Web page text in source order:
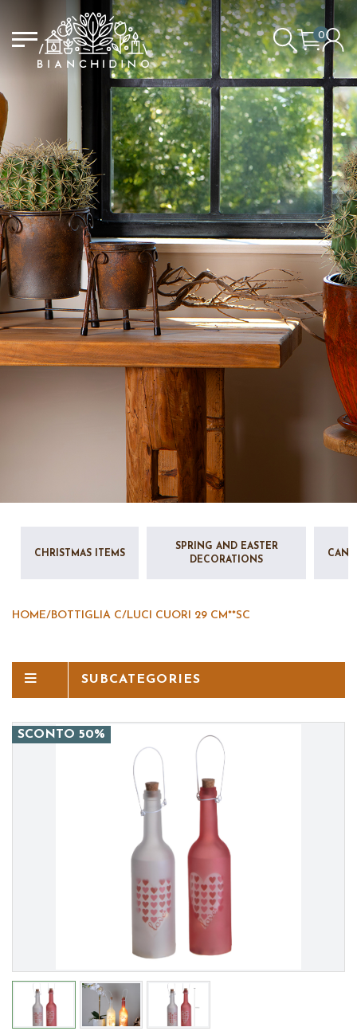
0
YOUR CART IS EMPTY
LOGIN/CREATE AN ACCOUNT
CHRISTMAS ITEMS
SPRING AND EASTER
DECORATIONS
HOME/ BOTTIGLIA C/LUCI CUORI 29 CM**SC
SUBCATEGORIES
SCONTO 50%